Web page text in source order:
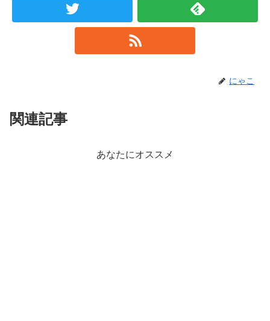
にゃこ
関連記事
あなたにオススメ